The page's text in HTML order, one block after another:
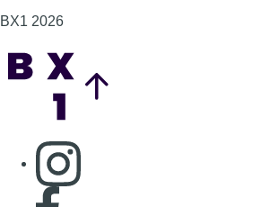
BX1 2026
Consulter page Instagram
Consulter page Facebook